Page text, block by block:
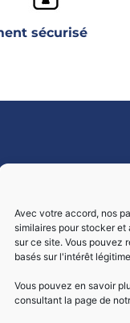
Avec votre accord, nos
similaires pour stocker
sur ce site. Vous pouvez
basés sur l'intérêt
Vous pouvez en savoir
consultant la page de
sécurisé